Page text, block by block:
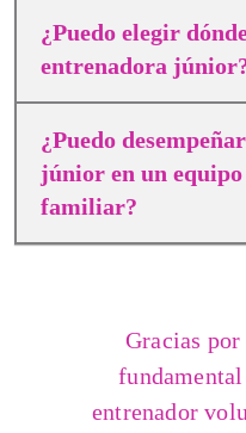
¿Puedo elegir
entrenadora
¿Puedo
júnior en un
familiar?
Gracias
entrenador